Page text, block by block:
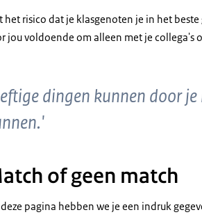
het risico dat je klasgenoten je in het
jou voldoende om alleen met je collega's
dingen kunnen door
of geen match
pagina hebben we je een indruk